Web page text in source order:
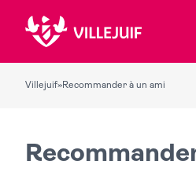
Villejuif»Recommander à un ami